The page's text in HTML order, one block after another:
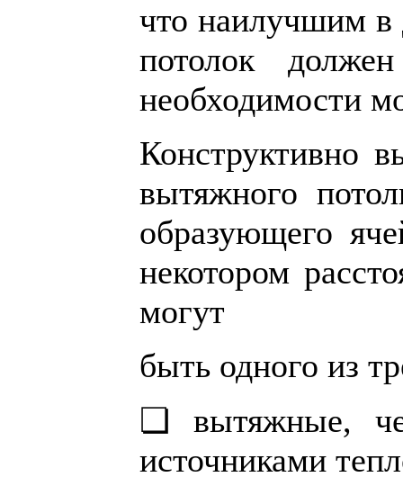
что наилучшим в
потолок
необходимости
Конструктивно
вытяжного
образующего
некотором
могут
быть одного из
❏ вытяжные,
источниками